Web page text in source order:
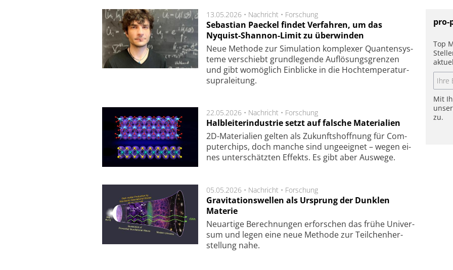
13.05.2026 • Nachricht • Forschung
Sebastian Paeckel findet Verfahren, um das
Nyquist-Shannon-Limit zu überwinden
Neue Methode zur Simu­la­tion kom­ple­xer Quan­ten­sys­
te­me ver­schiebt grund­le­gen­de Auf­lösungs­gren­zen
und gibt wo­mög­lich Ein­blicke in die Hoch­tempe­ra­tur­
supra­lei­tung.
22.05.2026 • Nachricht • Forschung
Halbleiterindustrie setzt auf falsche Materialien
2D-Mate­ri­a­li­en gel­ten als Zu­kunfts­hoff­nung für Com­
pu­ter­chips, doch man­che sind un­ge­eig­net – we­gen ei­
nes un­ter­schätz­ten Ef­fekts. Es gibt aber Aus­we­ge.
05.05.2026 • Nachricht • Forschung
Gravitationswellen als Ursprung der Dunklen
Materie
Neu­artige Be­rech­nung­en er­for­schen das frü­he Uni­ver­
sum und legen eine neue Me­tho­de zur Teil­chen­her­
stel­lung nahe.
pro-
Top
Mit
zu.